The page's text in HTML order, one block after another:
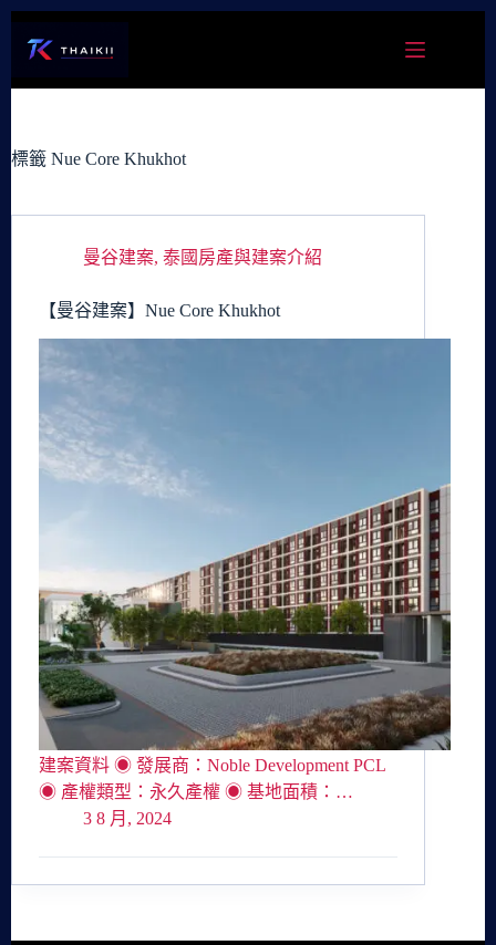
容
標籤 Nue Core Khukhot
曼谷建案, 泰國房產與建案介紹
【曼谷建案】Nue Core Khukhot
建案資料 ◉ 發展商：Noble Development PCL
◉ 產權類型：永久產權 ◉ 基地面積：…
3 8 月, 2024